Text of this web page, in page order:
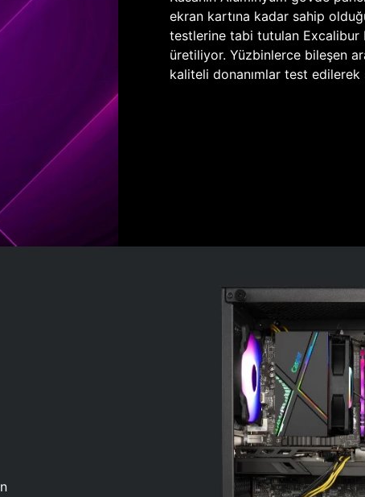
ekran kartına kadar sahip
testlerine tabi tutulan Excalibur
üretiliyor. Yüzbinlerce bileşen
kaliteli donanımlar test edilerek